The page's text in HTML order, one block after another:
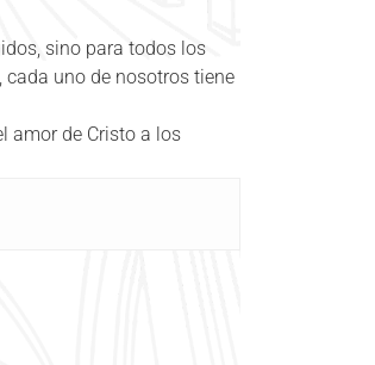
sino para todos los
uno de nosotros tiene
amor de Cristo a los